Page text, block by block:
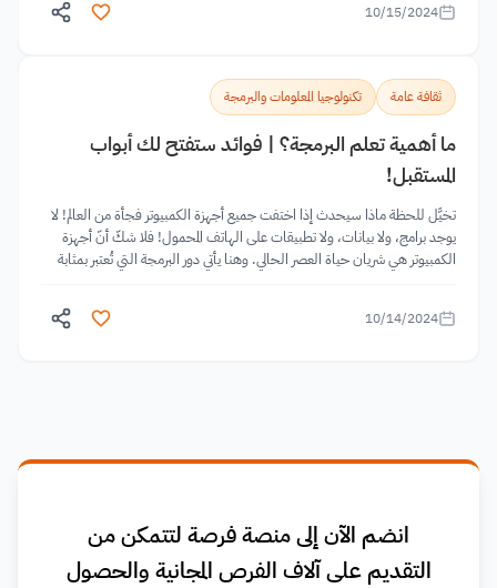
10/15/2024
ثقافة عامة تكنولوجيا المعلومات والبرمجة
ما أهمية تعلم البرمجة؟ | فوائد ستفتح لك أبواب
المستقبل!
تخيَّل للحظة ماذا سيحدث إذا اختفت جميع أجهزة الكمبيوتر فجأة من العالم! لا
يوجد برامج، ولا بيانات، ولا تطبيقات على الهاتف المحمول! فلا شكّ أنّ أجهزة
الكمبيوتر هي شريان حياة العصر الحالي. وهنا يأتي دور البرمجة التي تُعتبر بمثابة
10/14/2024
انضم الآن إلى منصة فرصة لتتمكن من
التقديم على آلاف الفرص المجانية والحصول